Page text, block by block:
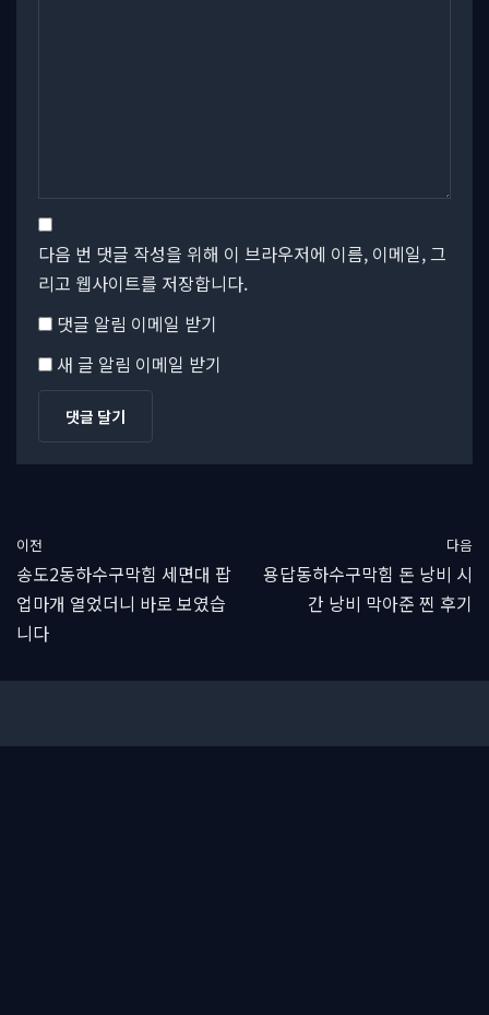
다음 번 댓글 작성을 위해 이 브라우저에 이름, 이메일, 그
리고 웹사이트를 저장합니다.
댓글 알림 이메일 받기
새 글 알림 이메일 받기
이전
송도2동하수구막힘 세면대 팝
업마개 열었더니 바로 보였습
니다
다음
용답동하수구막힘 돈 낭비 시
간 낭비 막아준 찐 후기